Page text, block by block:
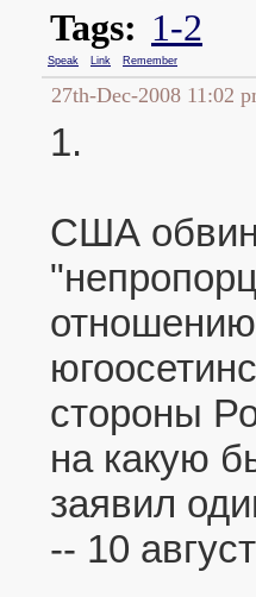
Tags: 1-2
Speak Link Remember
27th-Dec-2008 11:02
1.
США
отношению
стороны
на какую
заявил
-- 10